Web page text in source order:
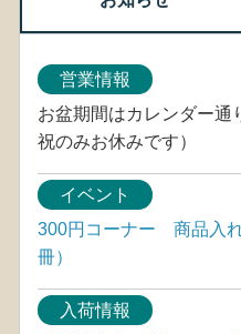
営業情報
お盆期間はカレンダー通
祝のみお休みです）
イベント
300円コーナー 商品入
冊）
入荷情報